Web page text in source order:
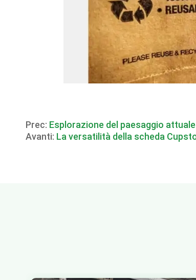
Prec: Esplorazione del paesaggio
Avanti: La versatilità della scheda